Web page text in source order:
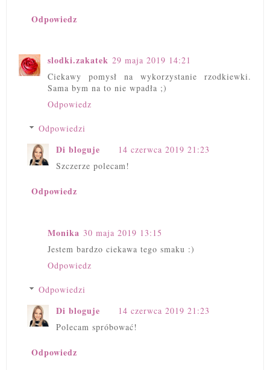
Odpowiedz
slodki.zakatek 29 maja 2019 14:21
Ciekawy pomysł na wykorzystanie rzodkiewki.
Sama bym na to nie wpadła ;)
Odpowiedz
Odpowiedzi
Di bloguje
14 czerwca 2019 21:23
Szczerze polecam!
Odpowiedz
Monika 30 maja 2019 13:15
Jestem bardzo ciekawa tego smaku :)
Odpowiedz
Odpowiedzi
Di bloguje
14 czerwca 2019 21:23
Polecam spróbować!
Odpowiedz